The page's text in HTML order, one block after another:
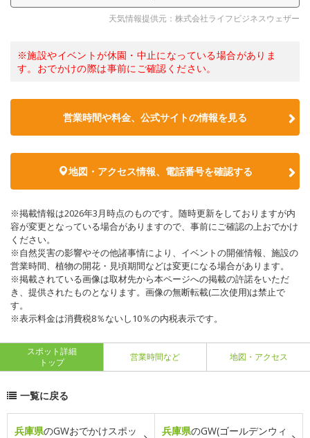
天気情報提供元：株式会社ライフビジネスウェザー
※施設やイベントが休園・中止になっている場合がありま
す。おでかけの際は事前にご確認ください。
営業時間や料金、公式サイトの情報を見る
地図・アクセス情報、電話番号を確認する
※掲載情報は2026年3月時点のものです。随時更新をしておりますが内
容が変更となっている場合がありますので、事前にご確認の上おでかけ
ください。
※自然災害の影響やその他諸事情により、イベントの開催情報、施設の
営業時間、植物の開花・見頃期間などは変更になる場合があります。
※掲載されている画像は取材先から本ページへの掲載の許諾をいただ
き、提供されたものとなります。画像の無断転載(二次使用)は禁止で
す。
※表示料金は消費税8％ないし10％の内税表示です。
スポット詳細
トップ
営業時間など 地図・アクセス
一覧に戻る
兵庫県のGWおでかけスポッ
兵庫県のGW(ゴールデンウィ